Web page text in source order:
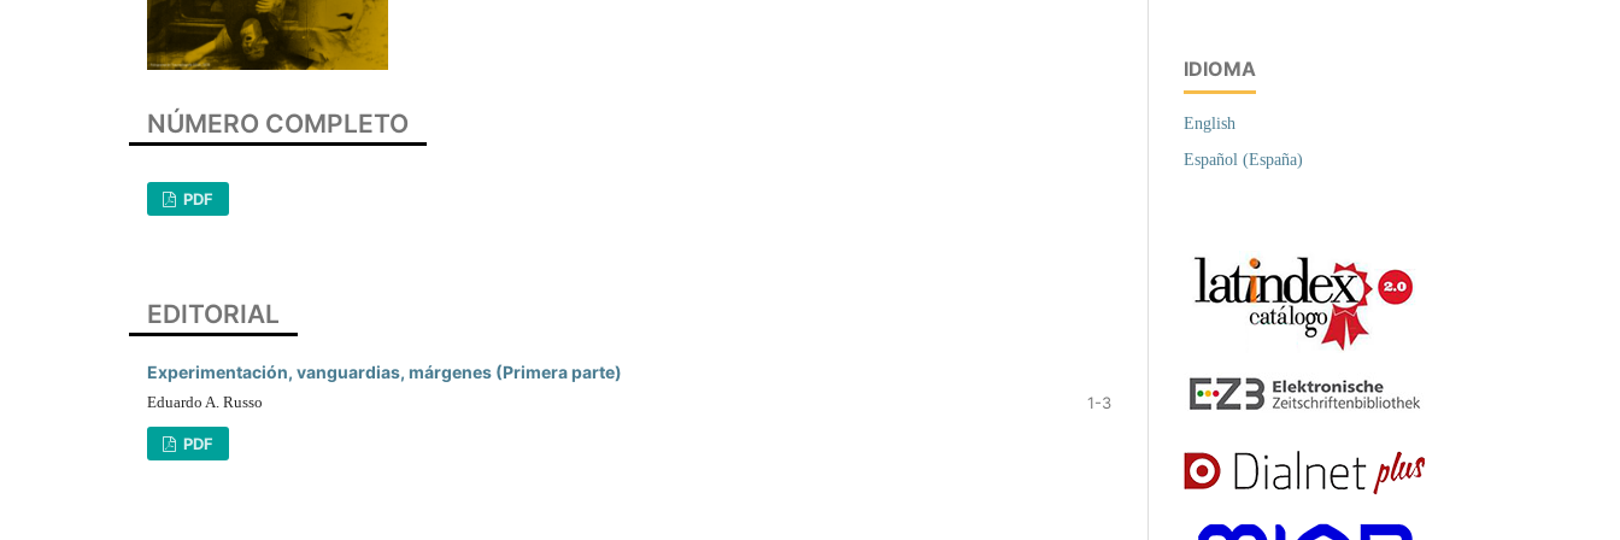
NÚMERO COMPLETO
PDF
EDITORIAL
Experimentación, vanguardias, márgenes (Primera parte)
Eduardo A. Russo 1-3
PDF
IDIOMA
English
Español (España)